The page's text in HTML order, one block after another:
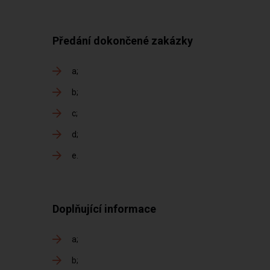
Předání dokončené zakázky
a
b
c
d
e
Doplňující informace
a
b